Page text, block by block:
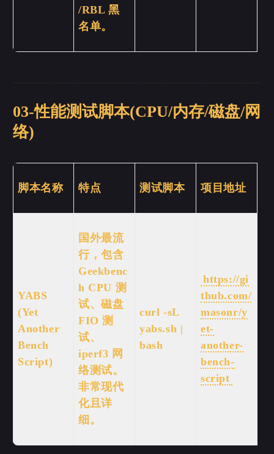
/RBL 黑
名单。
03-性能测试脚本(CPU/内存/磁盘/网
络)
脚本名称 特点 测试脚本 项目地址
YABS
(Yet
Another
Bench
Script)
国外最流
行，包含
Geekbenc
h CPU 测
试、磁盘
FIO 测
试、
iperf3 网
络测试。
非常现代
化且详
细。
curl -sL
yabs.sh |
bash
https://gi
thub.com/
masonr/y
et-
another-
bench-
script